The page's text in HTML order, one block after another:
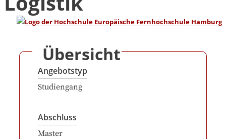
Übersicht
Angebotstyp
Studiengang
Abschluss
Master